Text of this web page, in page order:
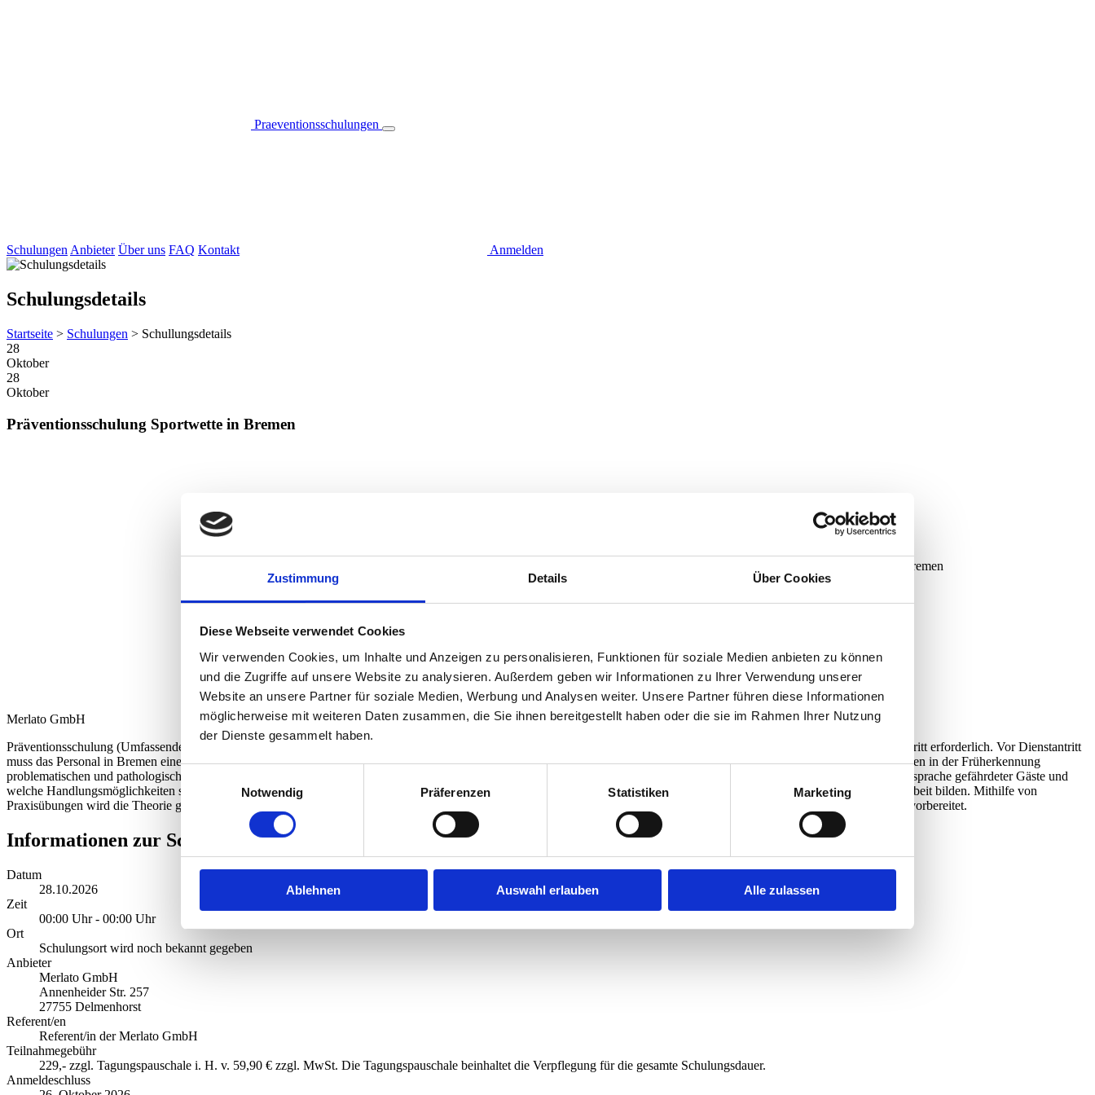
Zustimmung Details Über Cookies
Diese Webseite verwendet Cookies
Wir verwenden Cookies, um Inhalte und Anzeigen zu personalisieren, Funktionen für soziale Medien anbieten zu können
und die Zugriffe auf unsere Website zu analysieren. Außerdem geben wir Informationen zu Ihrer Verwendung unserer
Website an unsere Partner für soziale Medien, Werbung und Analysen weiter. Unsere Partner führen diese Informationen
möglicherweise mit weiteren Daten zusammen, die Sie ihnen bereitgestellt haben oder die sie im Rahmen Ihrer Nutzung
der Dienste gesammelt haben.
Einwilligungsauswahl
Notwendig
Präferenzen Statistiken Marketing
Ablehnen Auswahl erlauben Alle zulassen
Praeventionsschulungen
Schulungen Anbieter Über uns FAQ Kontakt Anmelden
Schulungsdetails
Startseite > Schulungen > Schullungsdetails
28
Oktober
28
Oktober
Präventionsschulung Sportwette in Bremen
Bremen
Sportwetten
Merlato GmbH
Präventionsschulung (Umfassende Schulung) für Servicepersonal in Wettbüros gemäß § 6 GlüStV 2021 in Bremen. Diese Schulung ist innerhalb von 6 Monaten nach Dienstantritt erforderlich. Vor Dienstantritt
muss das Personal in Bremen eine 4-stündige Online-Schulung absolvieren. Diese Schulung finden Sie hier. Als Anbieter gewerblichen Glücksspiels müssen Ihre Mitarbeiter/innen in der Früherkennung
problematischen und pathologischen Spielverhaltens geschult sein. In den Präventionsschulungen lernen Ihre Mitarbeiter/innen Grundlagen von Kommunikation, die richtige Ansprache gefährdeter Gäste und
welche Handlungsmöglichkeiten sie vor Ort haben. Sie erfahren mehr über die bundesweit sowie in Ihrem Bundesland geltenden Gesetze, die den Rahmen für die Präventionsarbeit bilden. Mithilfe von
Praxisübungen wird die Theorie gefestigt und alle Teilnehmer/innen für das Thema sensibilisiert und für den Alltag in der Spielhalle oder der Gastronomie mit Geldspielgeräten vorbereitet.
Informationen zur Schulung
Datum
28.10.2026
Zeit
00:00 Uhr - 00:00 Uhr
Ort
Schulungsort wird noch bekannt gegeben
Anbieter
Merlato GmbH
Annenheider Str. 257
27755 Delmenhorst
Referent/en
Referent/in der Merlato GmbH
Teilnahmegebühr
229,- zzgl. Tagungspauschale i. H. v. 59,90 € zzgl. MwSt. Die Tagungspauschale beinhaltet die Verpflegung für die gesamte Schulungsdauer.
Anmeldeschluss